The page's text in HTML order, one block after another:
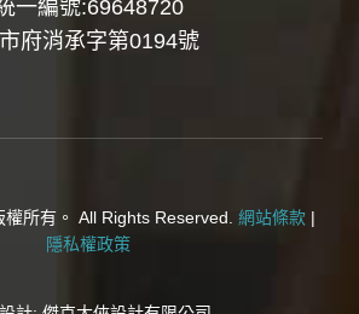
一編號:69648720
府消承字第0194號
所有。 All Rights Reserved. 網站條款 |
隱私權政策